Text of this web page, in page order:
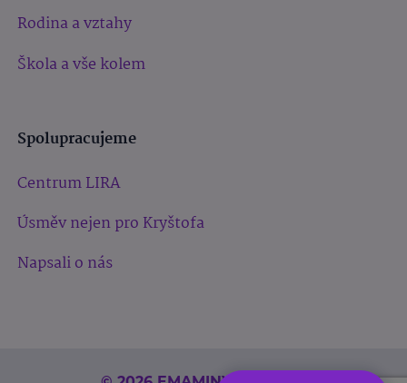
Rodina a vztahy
Škola a vše kolem
Spolupracujeme
Centrum LIRA
Úsměv nejen pro Kryštofa
Napsali o nás